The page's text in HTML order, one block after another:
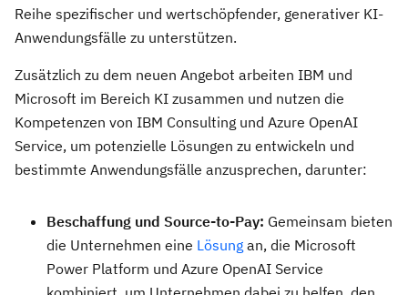
Reihe spezifischer und wertschöpfender, generativer KI-
Anwendungsfälle zu unterstützen.
Zusätzlich zu dem neuen Angebot arbeiten IBM und
Microsoft im Bereich KI zusammen und nutzen die
Kompetenzen von IBM Consulting und Azure OpenAI
Service, um potenzielle Lösungen zu entwickeln und
bestimmte Anwendungsfälle anzusprechen, darunter:
Beschaffung und Source-to-Pay: Gemeinsam bieten
die Unternehmen eine Lösung an, die Microsoft
Power Platform und Azure OpenAI Service